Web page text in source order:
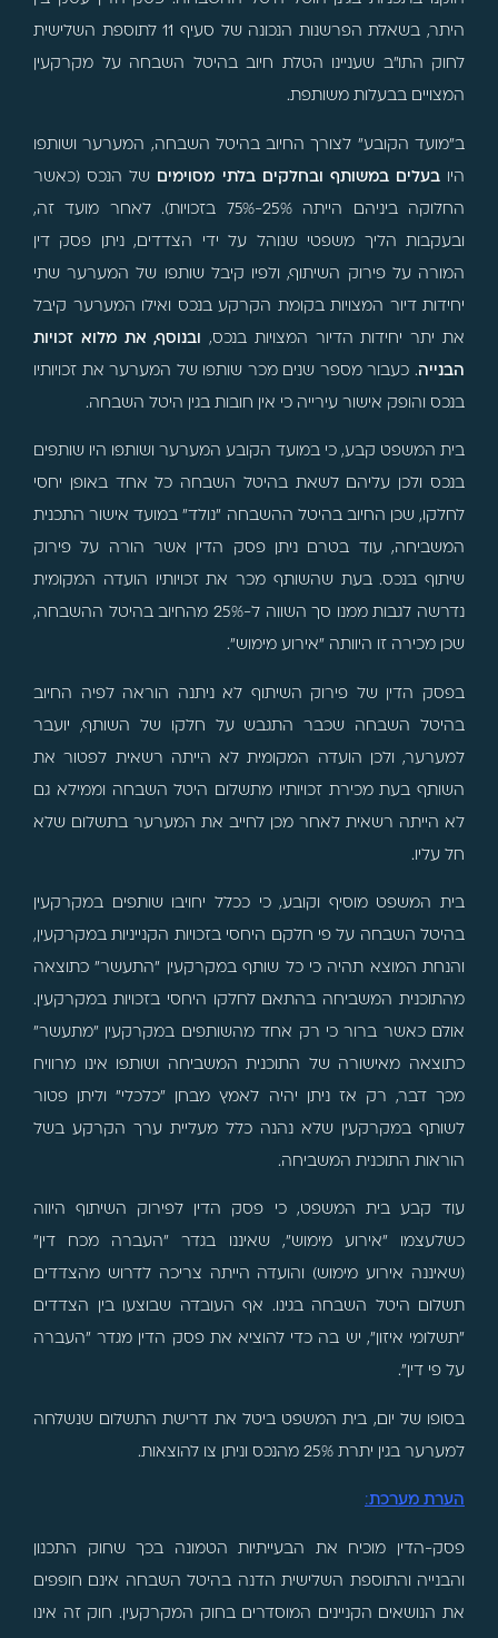
היתר, בשאלת הפרשנות הנכונה של סעיף 11 לתוספת השלישית
לחוק התו"ב שעניינו הטלת חיוב בהיטל השבחה על מקרקעין
המצויים בבעלות משותפת.
ב"מועד הקובע" לצורך החיוב בהיטל השבחה, המערער ושותפו
היובעלים במשותף ובחלקים בלתי מסוימים של הנכס (כאשר
החלוקה ביניהם הייתה 25%-75% בזכויות). לאחר מועד זה,
ובעקבות הליך משפטי שנוהל על ידי הצדדים, ניתן פסק דין
המורה על פירוק השיתוף, ולפיו קיבל שותפו של המערער שתי
יחידות דיור המצויות בקומת הקרקע בנכס ואילו המערער קיבל
את יתר יחידות הדיור המצויות בנכס, ובנוסף, את מלוא זכויות
הבנייה. כעבור מספר שנים מכר שותפו של המערער את זכויותיו
בנכס והופק אישור עירייה כי אין חובות בגין היטל השבחה.
בית המשפט קבע, כי במועד הקובע המערער ושותפו היו שותפים
בנכס ולכן עליהם לשאת בהיטל השבחה כל אחד באופן יחסי
לחלקו, שכן החיוב בהיטל ההשבחה "נולד" במועד אישור התכנית
המשביחה, עוד בטרם ניתן פסק הדין אשר הורה על פירוק
שיתוף בנכס. בעת שהשותף מכר את זכויותיו הועדה המקומית
נדרשה לגבות ממנו סך השווה ל-25% מהחיוב בהיטל ההשבחה,
שכן מכירה זו היוותה "אירוע מימוש".
בפסק הדין של פירוק השיתוף לא ניתנה הוראה לפיה החיוב
בהיטל השבחה שכבר התגבש על חלקו של השותף, יועבר
למערער, ולכן הועדה המקומית לא הייתה רשאית לפטור את
השותף בעת מכירת זכויותיו מתשלום היטל השבחה וממילא גם
לא הייתה רשאית לאחר מכן לחייב את המערער בתשלום שלא
חל עליו.
בית המשפט מוסיף וקובע, כי ככלל יחויבו שותפים במקרקעין
בהיטל השבחה על פי חלקם היחסי בזכויות הקנייניות במקרקעין,
והנחת המוצא תהיה כי כל שותף במקרקעין "התעשר" כתוצאה
מהתוכנית המשביחה בהתאם לחלקו היחסי בזכויות במקרקעין.
אולם כאשר ברור כי רק אחד מהשותפים במקרקעין "מתעשר"
כתוצאה מאישורה של התוכנית המשביחה ושותפו אינו מרוויח
מכך דבר, רק אז ניתן יהיה לאמץ מבחן "כלכלי" וליתן פטור
לשותף במקרקעין שלא נהנה כלל מעליית ערך הקרקע בשל
הוראות התוכנית המשביחה.
עוד קבע בית המשפט, כי פסק הדין לפירוק השיתוף היווה
כשלעצמו "אירוע מימוש", שאיננו בגדר "העברה מכח דין"
(שאיננה אירוע מימוש) והועדה הייתה צריכה לדרוש מהצדדים
תשלום היטל השבחה בגינו. אף העובדה שבוצעו בין הצדדים
"תשלומי איזון", יש בה כדי להוציא את פסק הדין מגדר "העברה
על פי דין".
בסופו של יום, בית המשפט ביטל את דרישת התשלום שנשלחה
למערער בגין יתרת 25% מהנכס וניתן צו להוצאות.
הערת מערכת:
פסק-הדין מוכיח את הבעייתיות הטמונה בכך שחוק התכנון
והבנייה והתוספת השלישית הדנה בהיטל השבחה אינם חופפים
את הנושאים הקניינים המוסדרים בחוק המקרקעין. חוק זה אינו